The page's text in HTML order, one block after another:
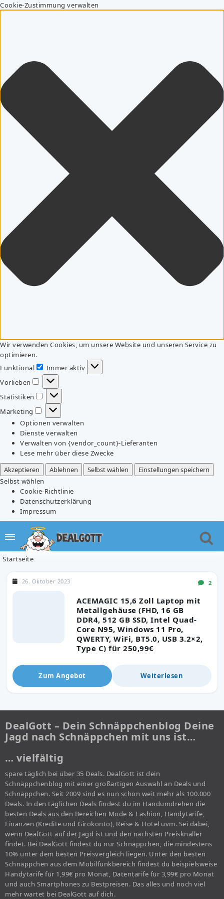
Cookie-Zustimmung verwalten
Wir verwenden Cookies, um unsere Website und unseren Service zu
optimieren.
Funktional
Funktional
Immer aktiv
Vorlieben
Vorlieben
Statistiken
Statistiken
Marketing
Marketing
Optionen verwalten
Dienste verwalten
Verwalten von {vendor_count}-Lieferanten
Lese mehr über diese Zwecke
Akzeptieren
Ablehnen Selbst wählen
Einstellungen speichern
Selbst wählen
Cookie-Richtlinie
Datenschutzerklärung
Impressum
Startseite
ACEMAGIC 15,6 Zoll Laptop mit
Metallgehäuse (FHD, 16 GB
DDR4, 512 GB SSD, Intel Quad-
Core N95, Windows 11 Pro,
QWERTY, WiFi, BT5.0, USB 3.2×2,
Type C) für 250,99€
26. Oktober 2023 2
Zum Angebot Weiterlesen
DealGott – Dein Schnäppchenblog Deine
Jagd nach Schnäppchen mit uns ist…
… vielfältig
spare täglich bei über 35 Deals. DealGott ist dein
Schnäppchenblog mit einer großartigen Auswahl an Deals und
Schnäppchen. Seit 2009 sind es nun schon weit mehr als 100.000
Deals. In den täglichen Deals findest du im Handumdrehen die
besten Deals aus den Bereichen Mode & Fashion, Handytarife,
Finanzen (Kredite und Girokonto), Reise & Hotel uvm. Sei dabei,
wenn DealGott auf der Jagd ist und den nächsten Preisknaller
findet. Bei DealGott findest du nur Schnäppchen, die mindestens
10% unter dem besten Preisvergleich liegen. Unter den besten
Schnäppchen aus dem Mobilfunkbereich findest du beispielsweise
Handytarife für 1,99€ pro Monat, Datentarife für 3,99€ pro Monat
und auch Smartphones zu Bestpreisen. Das alles und noch viel
mehr wartet bei DealGott auf dich.